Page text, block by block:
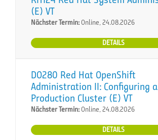
(E) VT
Nächster Termin:Online, 24.08.2026
DETAILS
DO280 Red Hat OpenShift
Administration II: Configuring a
Production Cluster (E) VT
Nächster Termin:Online, 24.08.2026
DETAILS